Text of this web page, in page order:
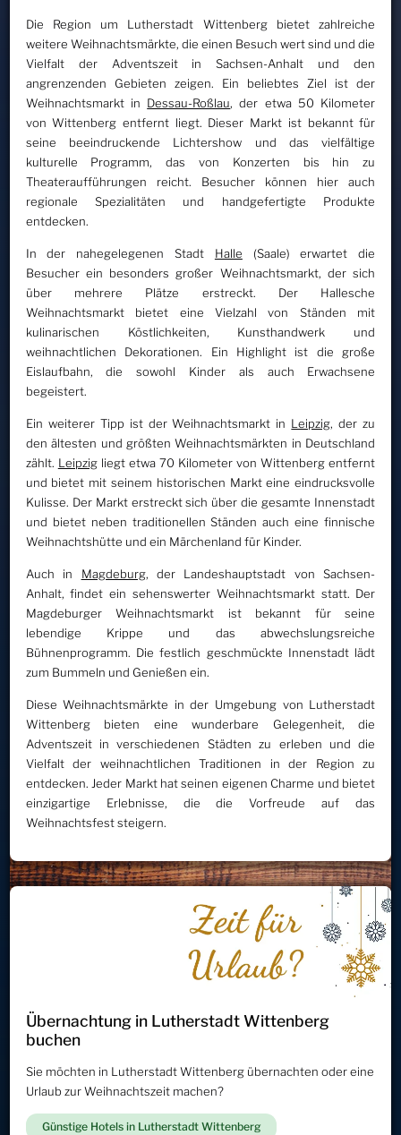
Die Region um Lutherstadt Wittenberg bietet zahlreiche
weitere Weihnachtsmärkte, die einen Besuch wert sind und die
Vielfalt der Adventszeit in Sachsen-Anhalt und den
angrenzenden Gebieten zeigen. Ein beliebtes Ziel ist der
Weihnachtsmarkt in Dessau-Roßlau, der etwa 50 Kilometer
von Wittenberg entfernt liegt. Dieser Markt ist bekannt für
seine beeindruckende Lichtershow und das vielfältige
kulturelle Programm, das von Konzerten bis hin zu
Theateraufführungen reicht. Besucher können hier auch
regionale Spezialitäten und handgefertigte Produkte
entdecken.
In der nahegelegenen Stadt Halle (Saale) erwartet die
Besucher ein besonders großer Weihnachtsmarkt, der sich
über mehrere Plätze erstreckt. Der Hallesche
Weihnachtsmarkt bietet eine Vielzahl von Ständen mit
kulinarischen Köstlichkeiten, Kunsthandwerk und
weihnachtlichen Dekorationen. Ein Highlight ist die große
Eislaufbahn, die sowohl Kinder als auch Erwachsene
begeistert.
Ein weiterer Tipp ist der Weihnachtsmarkt in Leipzig, der zu
den ältesten und größten Weihnachtsmärkten in Deutschland
zählt. Leipzigliegt etwa 70 Kilometer von Wittenberg entfernt
und bietet mit seinem historischen Markt eine eindrucksvolle
Kulisse. Der Markt erstreckt sich über die gesamte Innenstadt
und bietet neben traditionellen Ständen auch eine finnische
Weihnachtshütte und ein Märchenland für Kinder.
Auch in Magdeburg, der Landeshauptstadt von Sachsen-
Anhalt, findet ein sehenswerter Weihnachtsmarkt statt. Der
Magdeburger Weihnachtsmarkt ist bekannt für seine
lebendige Krippe und das abwechslungsreiche
Bühnenprogramm. Die festlich geschmückte Innenstadt lädt
zum Bummeln und Genießen ein.
Diese Weihnachtsmärkte in der Umgebung von Lutherstadt
Wittenberg bieten eine wunderbare Gelegenheit, die
Adventszeit in verschiedenen Städten zu erleben und die
Vielfalt der weihnachtlichen Traditionen in der Region zu
entdecken. Jeder Markt hat seinen eigenen Charme und bietet
einzigartige Erlebnisse, die die Vorfreude auf das
Weihnachtsfest steigern.
Übernachtung in Lutherstadt Wittenberg
buchen
Sie möchten in Lutherstadt Wittenberg übernachten oder eine
Urlaub zur Weihnachtszeit machen?
Günstige Hotels in Lutherstadt Wittenberg